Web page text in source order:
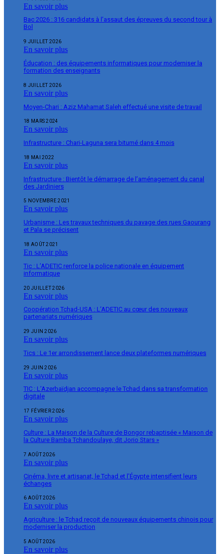
En savoir plus
Bac 2026 : 316 candidats à l’assaut des épreuves du second tour à
Bol
9 JUILLET 2026
En savoir plus
Éducation : des équipements informatiques pour moderniser la
formation des enseignants
8 JUILLET 2026
En savoir plus
Moyen-Chari : Aziz Mahamat Saleh effectué une visite de travail
18 MARS 2024
En savoir plus
Infrastructure : Chari-Laguna sera bitumé dans 4 mois
18 MAI 2022
En savoir plus
Infrastructure : Bientôt le démarrage de l’aménagement du canal
des Jardiniers
5 NOVEMBRE 2021
En savoir plus
Urbanisme : Les travaux techniques du pavage des rues Gaourang
et Pala se précisent
18 AOÛT 2021
En savoir plus
Tic : L’ADETIC renforce la police nationale en équipement
informatique
20 JUILLET 2026
En savoir plus
Coopération Tchad-USA : L’ADETIC au cœur des nouveaux
partenariats numériques
29 JUIN 2026
En savoir plus
Tics : Le 1er arrondissement lance deux plateformes numériques
29 JUIN 2026
En savoir plus
TIC : L’Azerbaïdjan accompagne le Tchad dans sa transformation
digitale
17 FÉVRIER 2026
En savoir plus
Culture : La Maison de la Culture de Bongor rebaptisée « Maison de
la Culture Bamba Tchandoulaye, dit Jorio Stars »
7 AOÛT 2026
En savoir plus
Cinéma, livre et artisanat, le Tchad et l’Égypte intensifient leurs
échanges
6 AOÛT 2026
En savoir plus
Agriculture : le Tchad reçoit de nouveaux équipements chinois pour
moderniser la production
5 AOÛT 2026
En savoir plus